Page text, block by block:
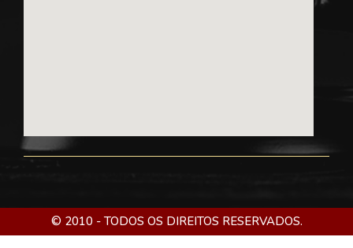
© 2010 - TODOS OS DIREITOS RESERVADOS.